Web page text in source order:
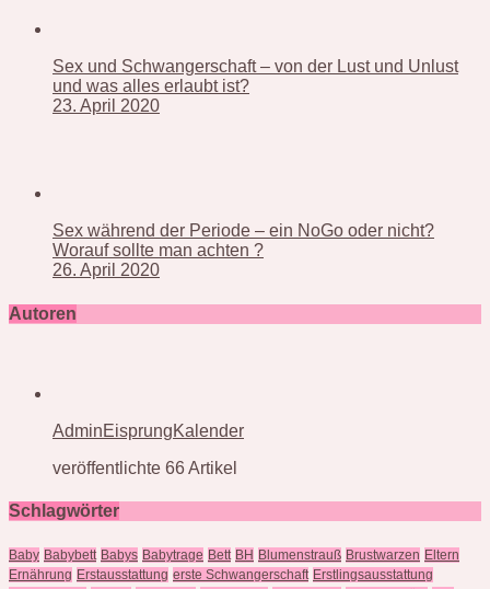
Sex und Schwangerschaft – von der Lust und Unlust
und was alles erlaubt ist?
23. April 2020
Sex während der Periode – ein NoGo oder nicht?
Worauf sollte man achten ?
26. April 2020
Autoren
AdminEisprungKalender
veröffentlichte 66 Artikel
Schlagwörter
Baby Babybett Babys Babytrage Bett BH Blumenstrauß Brustwarzen Eltern
Ernährung Erstausstattung erste Schwangerschaft Erstlingsausstattung